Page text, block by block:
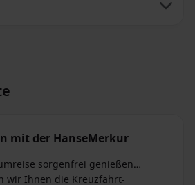
mit der HanseMerkur
sorgenfrei genießen
wir Ihnen die Kreuzfahrt-